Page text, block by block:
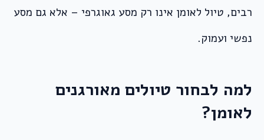
רבים, טיול לאומן אינו רק מסע גאוגרפי – אלא גם מסע
נפשי ועמוק.
למה לבחור טיולים מאורגנים
לאומן?